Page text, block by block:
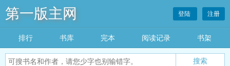
第一版主网
搜索
登陆 注册
排行 书库 完本 阅读记录 书架